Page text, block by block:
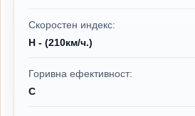
Скоростен индекс:
H - (210км/ч.)
Горивна ефективност:
C